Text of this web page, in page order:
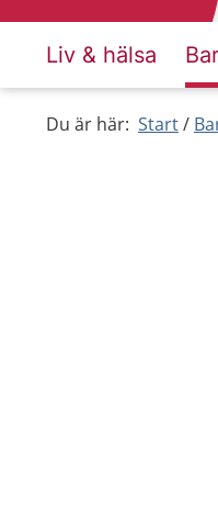
Liv & hälsa
Du är här: Start